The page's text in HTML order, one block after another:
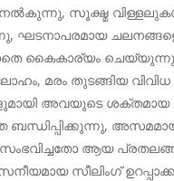
നൽകുന്നു, സൂക്ഷ്മ
ഘടനാപരമായ
കൈകാര്യം
മരം തുടങ്ങിയ വിവിധ
അവയുടെ
ബന്ധിപ്പിക്കുന്നു,
ആയ
സീലിംഗ്